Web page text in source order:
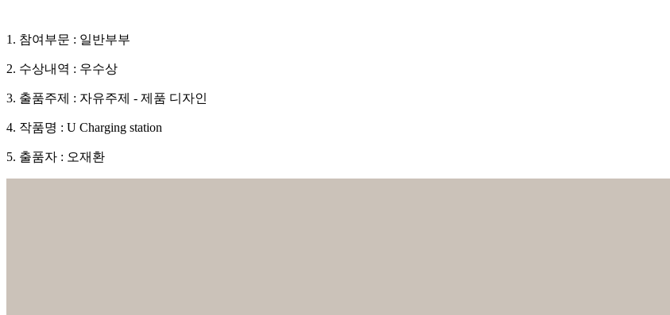
1. 참여부문 : 일반부부
2. 수상내역 : 우수상
3. 출품주제 : 자유주제 - 제품 디자인
4. 작품명 : U Charging station
5. 출품자 : 오재환